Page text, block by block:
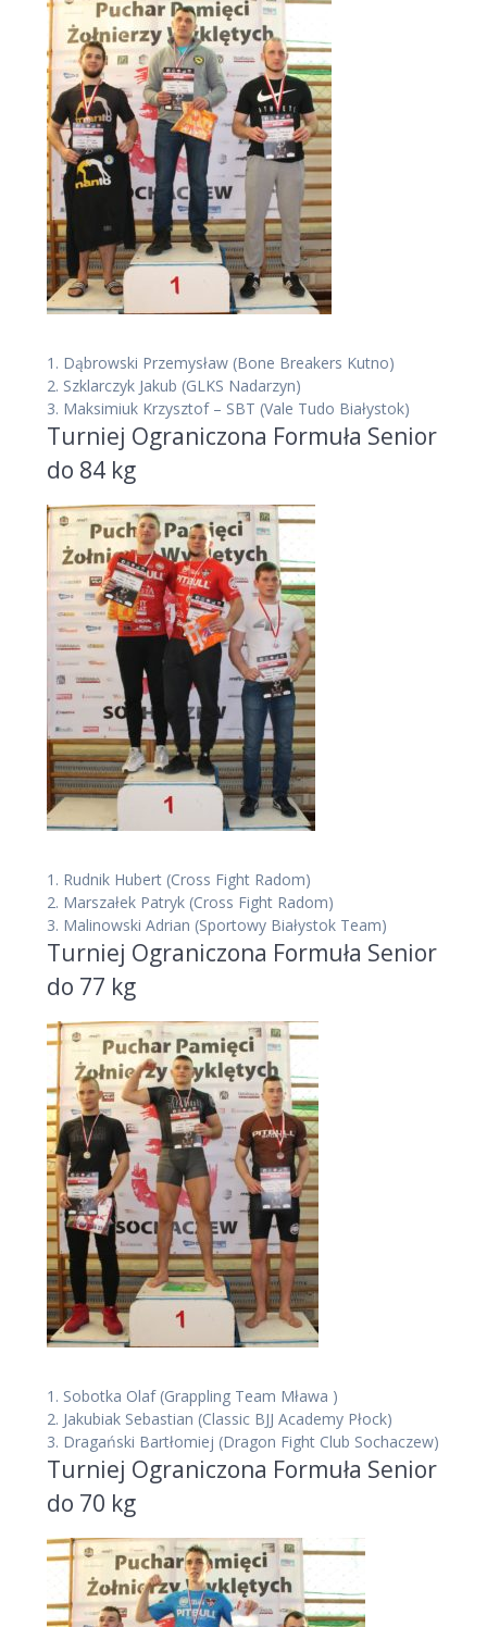
1. Dąbrowski Przemysław (Bone Breakers Kutno)
2. Szklarczyk Jakub (GLKS Nadarzyn)
3. Maksimiuk Krzysztof – SBT (Vale Tudo Białystok)
Turniej Ograniczona Formuła Senior
do 84 kg
1. Rudnik Hubert (Cross Fight Radom)
2. Marszałek Patryk (Cross Fight Radom)
3. Malinowski Adrian (Sportowy Białystok Team)
Turniej Ograniczona Formuła Senior
do 77 kg
1. Sobotka Olaf (Grappling Team Mława )
2. Jakubiak Sebastian (Classic BJJ Academy Płock)
3. Dragański Bartłomiej (Dragon Fight Club Sochaczew)
Turniej Ograniczona Formuła Senior
do 70 kg